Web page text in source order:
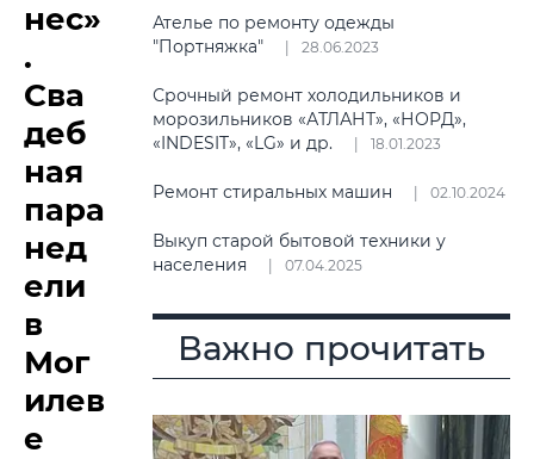
нес»
.
Сва
деб
ная
пара
нед
ели
в
Мог
илев
е
Ателье по ремонту одежды
"Портняжка"
28.06.2023
Срочный ремонт холодильников и
морозильников «АТЛАНТ», «НОРД»,
«INDESIT», «LG» и др.
18.01.2023
Ремонт стиральных машин 02.10.2024
Выкуп старой бытовой техники у
населения
07.04.2025
Важно прочитать